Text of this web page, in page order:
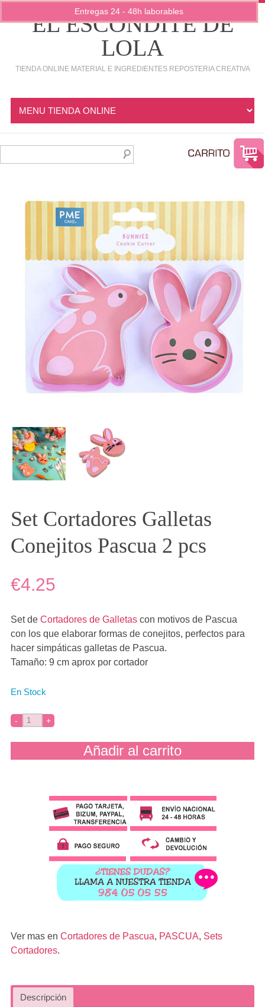
EL ESCONDITE DE
LOLA
TIENDA ONLINE MATERIAL E INGREDIENTES REPOSTERIA CREATIVA
Set Cortadores Galletas
Conejitos Pascua 2 pcs
€4.25
Set de Cortadores de Galletascon motivos de Pascua
con los que elaborar formas de conejitos, perfectos para
hacer simpáticas galletas de Pascua.
Tamaño: 9 cm aprox por cortador
En Stock
Añadir al carrito
Ver mas en Cortadores de Pascua, PASCUA, Sets
Cortadores.
Descripción
Entregas 24 - 48h laborables